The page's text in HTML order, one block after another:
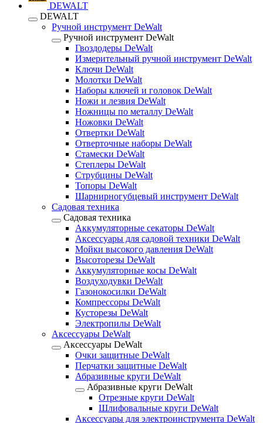
DEWALT
DEWALT
Ручной инструмент DeWalt
Ручной инструмент DeWalt
Гвоздодеры DeWalt
Измерительный ручной инструмент DeWalt
Ключи DeWalt
Молотки DeWalt
Наборы ключей и головок DeWalt
Ножи и лезвия DeWalt
Ножницы по металлу DeWalt
Ножовки DeWalt
Отвертки DeWalt
Отверточные наборы DeWalt
Стамески DeWalt
Степлеры DeWalt
Струбцины DeWalt
Топоры DeWalt
Шарнирногубцевый инструмент DeWalt
Садовая техника
Садовая техника
Аккумуляторные секаторы DeWalt
Аксессуары для садовой техники DeWalt
Мойки высокого давления DeWalt
Высоторезы DeWalt
Аккумуляторные косы DeWalt
Воздуходувки DeWalt
Газонокосилки DeWalt
Компрессоры DeWalt
Кусторезы DeWalt
Электропилы DeWalt
Аксессуары DeWalt
Аксессуары DeWalt
Очки защитные DeWalt
Перчатки защитные DeWalt
Абразивные круги DeWalt
Абразивные круги DeWalt
Отрезные круги DeWalt
Шлифовальные круги DeWalt
Аксессуары для электроинструмента DeWalt